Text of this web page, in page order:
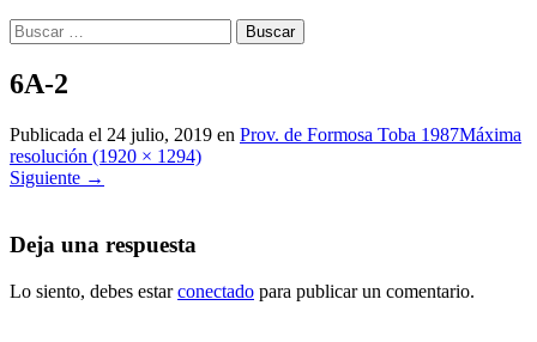
Buscar:
6A-2
Publicada el 24 julio, 2019 en Prov. de Formosa Toba 1987Máxima
resolución (1920 × 1294)
Siguiente →
Deja una respuesta
Lo siento, debes estarconectado para publicar un comentario.